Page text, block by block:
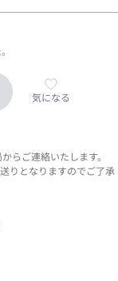
気になる
らご連絡いたします。
りとなりますのでご了承